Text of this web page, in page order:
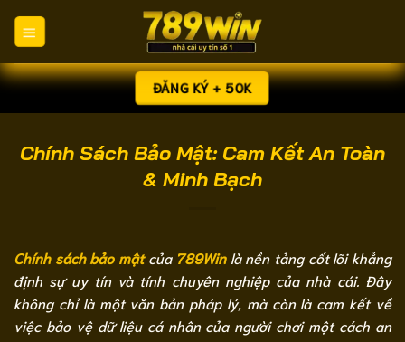
đến
dung
ĐĂNG KÝ + 50K
Chính Sách Bảo Mật: Cam Kết An Toàn
& Minh Bạch
Chính sách bảo mậtcủa 789Winlà nền tảng cốt lõi khẳng
định sự uy tín và tính chuyên nghiệp của nhà cái. Đây
không chỉ là một văn bản pháp lý, mà còn là cam kết về
việc bảo vệ dữ liệu cá nhân của người chơi một cách an